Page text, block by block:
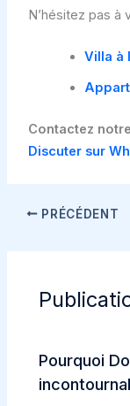
N’hésitez pas à
Villa à
Contactez
Discuter sur
PRÉCÉDENT
Pourquoi